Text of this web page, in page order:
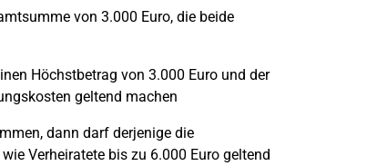
von 3.000 Euro, die beide
Höchstbetrag von 3.000 Euro und der
geltend machen
dann darf derjenige die
Verheiratete bis zu 6.000 Euro geltend